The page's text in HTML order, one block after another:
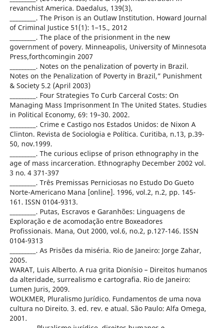
revanchist America. Daedalus, 139(3),
_________. The Prison is an Outlaw Institution. Howard Journal
of Criminal Justice 51(1): 1–15., 2012
_________. The place of the prisionment in the new
government of povery. Minneapolis, University of Minnesota
Press,forthcomingin 2007
_________. Notes on the penalization of poverty in Brazil.
Notes on the Penalization of Poverty in Brazil,” Punishment
& Society 5.2 (April 2003)
_________. Four Strategies To Curb Carceral Costs: On
Managing Mass Imprisonment In The United States. Studies
in Political Economy, 69: 19–30. 2002.
_________. Crime e Castigo nos Estados Unidos: de Nixon A
Clinton. Revista de Sociologia e Política. Curitiba, n.13, p.39-
50, nov.1999.
_________. The curious eclipse of prison ethnography in the
age of mass incarceration. Ethnography December 2002 vol.
3 no. 4 371-397
_________. Três Premissas Perniciosas no Estudo Do Gueto
Norte-Americano Mana [online]. 1996, vol.2, n.2, pp. 145-
161. ISSN 0104-9313.
_________. Putas, Escravos e Garanhões: Linguagens de
Exploração e de acomodação entre Boxeadores
Profissionais. Mana, Out 2000, vol.6, no.2, p.127-146. ISSN
0104-9313
_________. As Prisões da miséria. Rio de Janeiro: Jorge Zahar,
2005.
WARAT, Luis Alberto. A rua grita Dionísio – Direitos humanos
da alteridade, surrealismo e cartografia. Rio de Janeiro:
Lumen Juris, 2009.
WOLKMER, Pluralismo Jurídico. Fundamentos de uma nova
cultura no Direito. 3. ed. rev. e atual. São Paulo: Alfa Omega,
2001.